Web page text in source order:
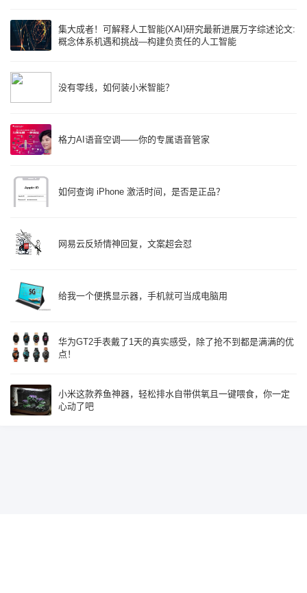
集大成者！可解释人工智能(XAI)研究最新进展万字综述论文:
概念体系机遇和挑战—构建负责任的人工智能
没有零线，如何装小米智能？
格力AI语音空调——你的专属语音管家
如何查询 iPhone 激活时间，是否是正品？
网易云反矫情神回复，文案超会怼
给我一个便携显示器，手机就可当成电脑用
华为GT2手表戴了1天的真实感受，除了抢不到都是满满的优
点！
小米这款养鱼神器，轻松排水自带供氧且一键喂食，你一定
心动了吧